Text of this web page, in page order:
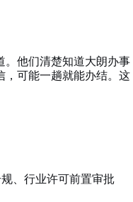
。他们清楚知道大朗办事
，可能一趟就能办结。这
、行业许可前置审批